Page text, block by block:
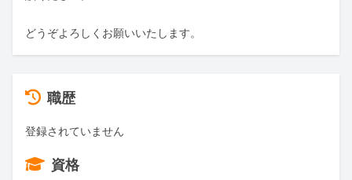
どうぞよろしくお願いいたします。
職歴
登録されていません
資格